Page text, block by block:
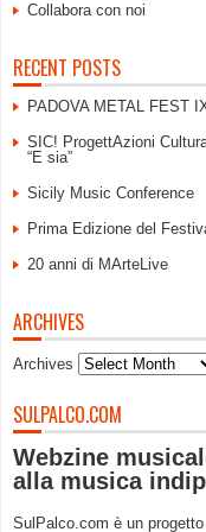
Collabora con noi
RECENT POSTS
PADOVA METAL FEST
SIC! ProgettAzioni
“E sia”
Sicily Music Conference
Prima Edizione del
20 anni di MArteLive
ARCHIVES
Archives
SULPALCO.COM
Webzine
alla musica
SulPalco.com è un